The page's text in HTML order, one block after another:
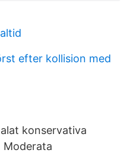
efter kollision med
konservativa
Moderata